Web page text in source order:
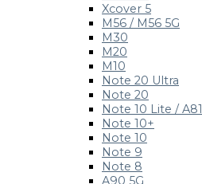
Xcover 5
M56 / M56 5G
M30
M20
M10
Note 20 Ultra
Note 20
Note 10 Lite / A81
Note 10+
Note 10
Note 9
Note 8
A90 5G